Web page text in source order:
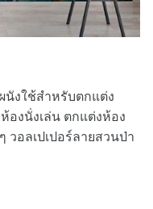
ผนังใช้สำหรับตกแต่ง
องนั่งเล่น ตกแต่งห้อง
วอลเปเปอร์ลายสวนป่า